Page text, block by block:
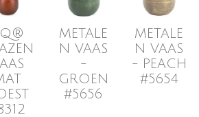
METALE
N VAAS
-
GROEN
#5656
METALE
N VAAS
- PEACH
#5654